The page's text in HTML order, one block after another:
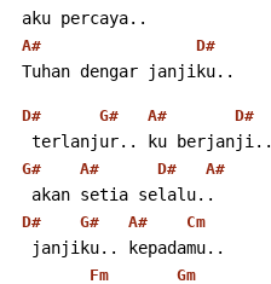
aku percaya..
A# D#
Tuhan dengar janjiku..
D# G# A# D#
  terlanjur.. ku berjanji..
G# A# D# A#
  akan setia selalu..
D# G# A# Cm
  janjiku.. kepadamu..
Fm Gm